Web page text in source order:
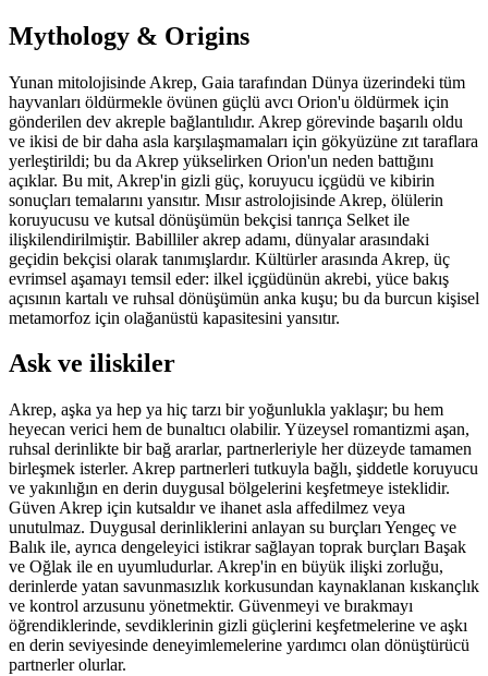
Mythology & Origins
Yunan mitolojisinde Akrep, Gaia tarafından Dünya üzerindeki tüm
hayvanları öldürmekle övünen güçlü avcı Orion'u öldürmek için
gönderilen dev akreple bağlantılıdır. Akrep görevinde başarılı oldu
ve ikisi de bir daha asla karşılaşmamaları için gökyüzüne zıt taraflara
yerleştirildi; bu da Akrep yükselirken Orion'un neden battığını
açıklar. Bu mit, Akrep'in gizli güç, koruyucu içgüdü ve kibirin
sonuçları temalarını yansıtır. Mısır astrolojisinde Akrep, ölülerin
koruyucusu ve kutsal dönüşümün bekçisi tanrıça Selket ile
ilişkilendirilmiştir. Babilliler akrep adamı, dünyalar arasındaki
geçidin bekçisi olarak tanımışlardır. Kültürler arasında Akrep, üç
evrimsel aşamayı temsil eder: ilkel içgüdünün akrebi, yüce bakış
açısının kartalı ve ruhsal dönüşümün anka kuşu; bu da burcun kişisel
metamorfoz için olağanüstü kapasitesini yansıtır.
Ask ve iliskiler
Akrep, aşka ya hep ya hiç tarzı bir yoğunlukla yaklaşır; bu hem
heyecan verici hem de bunaltıcı olabilir. Yüzeysel romantizmi aşan,
ruhsal derinlikte bir bağ ararlar, partnerleriyle her düzeyde tamamen
birleşmek isterler. Akrep partnerleri tutkuyla bağlı, şiddetle koruyucu
ve yakınlığın en derin duygusal bölgelerini keşfetmeye isteklidir.
Güven Akrep için kutsaldır ve ihanet asla affedilmez veya
unutulmaz. Duygusal derinliklerini anlayan su burçları Yengeç ve
Balık ile, ayrıca dengeleyici istikrar sağlayan toprak burçları Başak
ve Oğlak ile en uyumludurlar. Akrep'in en büyük ilişki zorluğu,
derinlerde yatan savunmasızlık korkusundan kaynaklanan kıskançlık
ve kontrol arzusunu yönetmektir. Güvenmeyi ve bırakmayı
öğrendiklerinde, sevdiklerinin gizli güçlerini keşfetmelerine ve aşkı
en derin seviyesinde deneyimlemelerine yardımcı olan dönüştürücü
partnerler olurlar.